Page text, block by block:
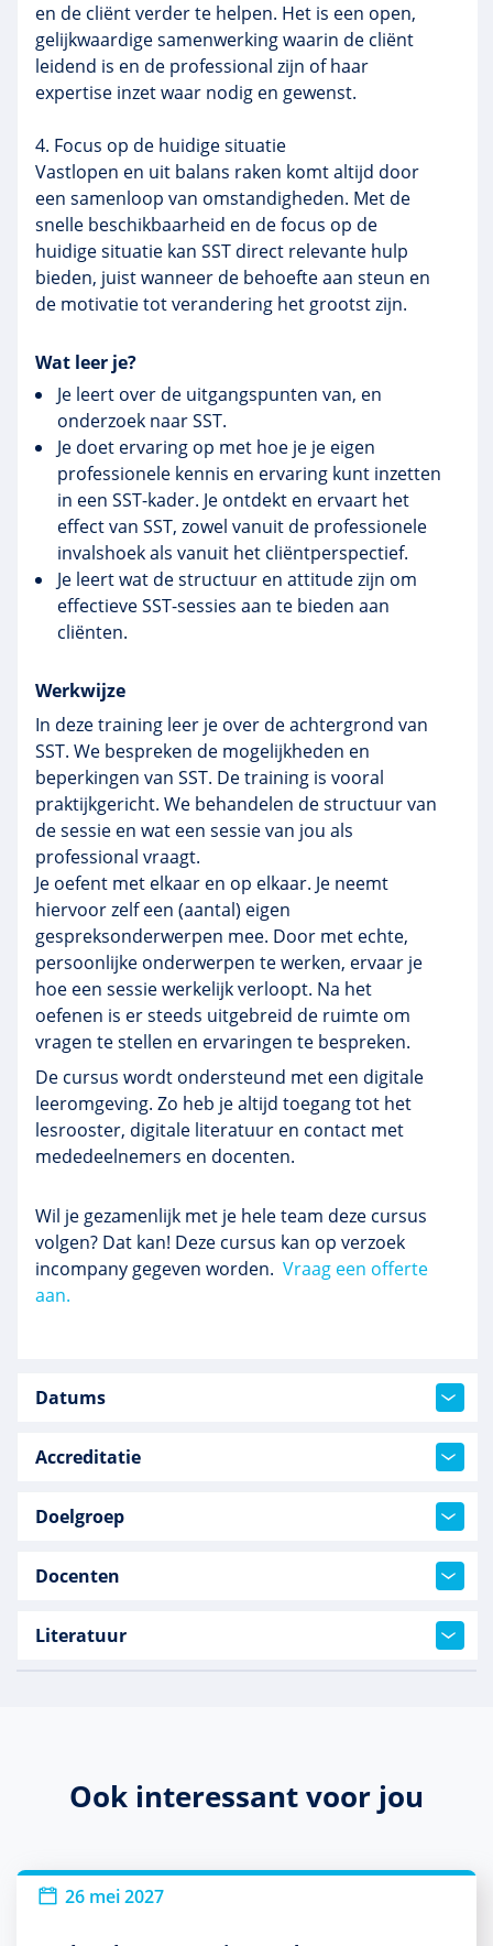
en de cliënt verder te helpen. Het is een open,
gelijkwaardige samenwerking waarin de cliënt
leidend is en de professional zijn of haar
expertise inzet waar nodig en gewenst.
4. Focus op de huidige situatie
Vastlopen en uit balans raken komt altijd door
een samenloop van omstandigheden. Met de
snelle beschikbaarheid en de focus op de
huidige situatie kan SST direct relevante hulp
bieden, juist wanneer de behoefte aan steun en
de motivatie tot verandering het grootst zijn.
Wat leer je?
Je leert over de uitgangspunten van, en
onderzoek naar SST.
Je doet ervaring op met hoe je je eigen
professionele kennis en ervaring kunt inzetten
in een SST-kader. Je ontdekt en ervaart het
effect van SST, zowel vanuit de professionele
invalshoek als vanuit het cliëntperspectief.
Je leert wat de structuur en attitude zijn om
effectieve SST-sessies aan te bieden aan
cliënten.
Werkwijze
In deze training leer je over de achtergrond van
SST. We bespreken de mogelijkheden en
beperkingen van SST. De training is vooral
praktijkgericht. We behandelen de structuur van
de sessie en wat een sessie van jou als
professional vraagt.
Je oefent met elkaar en op elkaar. Je neemt
hiervoor zelf een (aantal) eigen
gespreksonderwerpen mee. Door met echte,
persoonlijke onderwerpen te werken, ervaar je
hoe een sessie werkelijk verloopt. Na het
oefenen is er steeds uitgebreid de ruimte om
vragen te stellen en ervaringen te bespreken.
De cursus wordt ondersteund met een digitale
leeromgeving. Zo heb je altijd toegang tot het
lesrooster, digitale literatuur en contact met
mededeelnemers en docenten.
Wil je gezamenlijk met je hele team deze cursus
volgen? Dat kan! Deze cursus kan op verzoek
incompany gegeven worden. Vraag een offerte
aan.
Datums
Accreditatie
Doelgroep
Docenten
Literatuur
Ook interessant voor jou
26 mei 2027